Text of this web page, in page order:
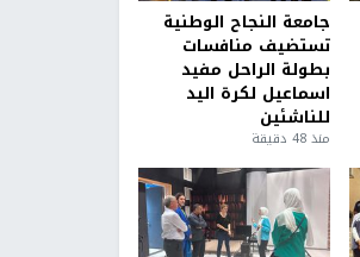
جامعة النجاح الوطنية
تستضيف منافسات
بطولة الراحل مفيد
اسماعيل لكرة اليد
للناشئين
منذ 48 دقيقة